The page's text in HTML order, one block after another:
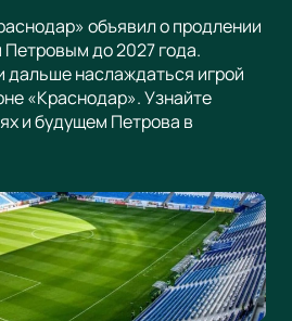
объявил о продлении
Петровым до 2027 года.
дальше наслаждаться игрой
«Краснодар». Узнайте
и будущем Петрова в